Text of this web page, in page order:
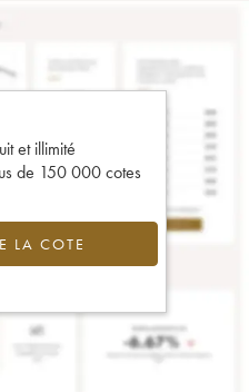
et illimité
de 150 000 cotes
LA COTE